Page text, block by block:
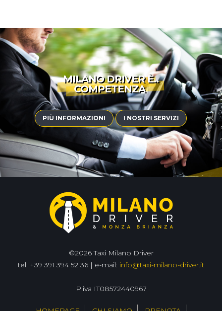
MILANO DRIVER È..
COMPETENZA|
PIÙ INFORMAZIONI I NOSTRI SERVIZI
©2026 Taxi Milano Driver
tel: +39 391 394 52 36 | e-mail: info@taxi-milano-driver.it
P.iva IT08572440967